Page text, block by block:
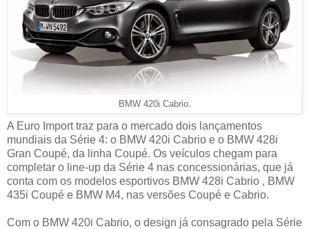
BMW 420i Cabrio.
A Euro Import traz para o mercado dois lançamentos
mundiais da Série 4: o BMW 420i Cabrio e o BMW 428i
Gran Coupé, da linha Coupé. Os veículos chegam para
completar o line-up da Série 4 nas concessionárias, que já
conta com os modelos esportivos BMW 428i Cabrio , BMW
435i Coupé e BMW M4, nas versões Coupé e Cabrio.
Com o BMW 420i Cabrio, o design já consagrado pela Série